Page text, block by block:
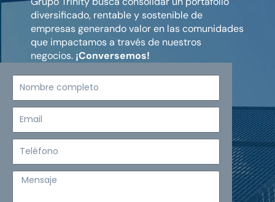
diversificado, rentable y sostenible de
empresas generando valor en las comunidades
que impactamos a través de nuestros
negocios. ¡Conversemos!
Mensaje